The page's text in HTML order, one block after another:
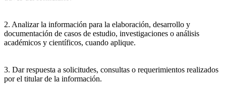
2. Analizar la información para la elaboración, desarrollo y
documentación de casos de estudio, investigaciones o análisis
académicos y científicos, cuando aplique.
3. Dar respuesta a solicitudes, consultas o requerimientos realizados
por el titular de la información.